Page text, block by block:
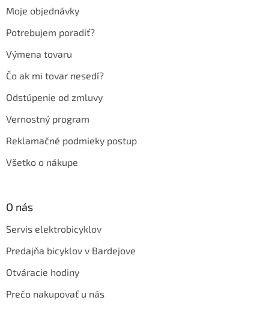
Moje objednávky
Potrebujem poradiť?
Výmena tovaru
Čo ak mi tovar nesedí?
Odstúpenie od zmluvy
Vernostný program
Reklamačné podmieky postup
Všetko o nákupe
O nás
Servis elektrobicyklov
Predajňa bicyklov v Bardejove
Otváracie hodiny
Prečo nakupovať u nás